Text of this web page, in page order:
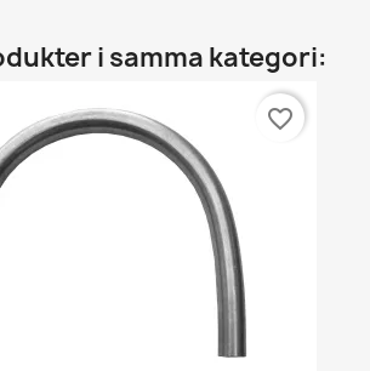
i samma kategori:
favorite_border